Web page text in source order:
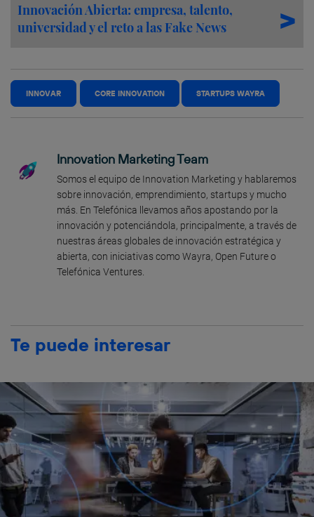
Innovación Abierta: empresa, talento,
universidad y el reto a las Fake News
INNOVAR CORE INNOVATION STARTUPS WAYRA
Innovation Marketing Team
Somos el equipo de Innovation Marketing y hablaremos
sobre innovación, emprendimiento, startups y mucho
más. En Telefónica llevamos años apostando por la
innovación y potenciándola, principalmente, a través de
nuestras áreas globales de innovación estratégica y
abierta, con iniciativas como Wayra, Open Future o
Telefónica Ventures.
Te puede interesar